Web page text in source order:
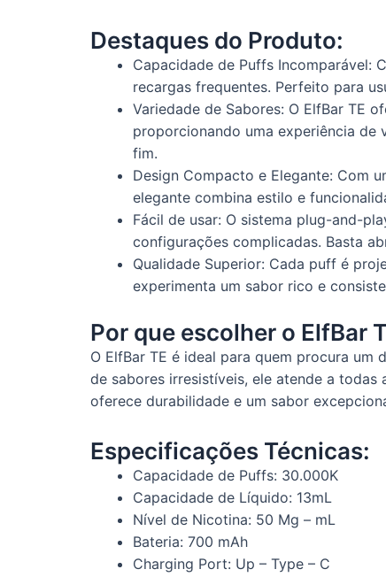
Destaques do Produto:
Capacidade de Puffs Incomparável:
recargas frequentes. Perfeito para
Variedade de Sabores: O ElfBar TE
proporcionando uma experiência de
fim.
Design Compacto e Elegante: Com
elegante combina estilo e
Fácil de usar: O sistema plug-and-
configurações complicadas. Basta
Qualidade Superior: Cada puff é
experimenta um sabor rico e
Por que escolher o ElfBar
O ElfBar TE é ideal para quem procura
de sabores irresistíveis, ele atende a
oferece durabilidade e um sabor
Especificações Técnicas:
Capacidade de Puffs: 30.000K
Capacidade de Líquido: 13mL
Nível de Nicotina: 50 Mg – mL
Bateria: 700 mAh
Charging Port: Up – Type – C